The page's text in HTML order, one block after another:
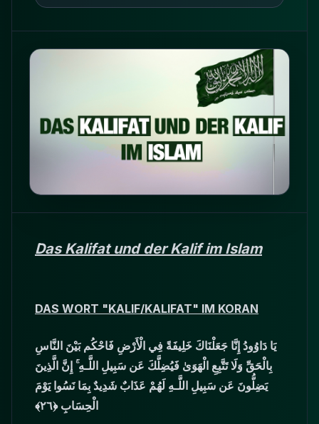
Das Kalifat und der Kalif im Islam
DAS WORT "KALIF/KALIFAT" IM KORAN
يَا دَاوُودُ إِنَّا جَعَلْنَاكَ خَلِيفَةً فِي الْأَرْضِ فَاحْكُم بَيْنَ النَّاسِ
بِالْحَقِّ وَلَا تَتَّبِعِ الْهَوَىٰ فَيُضِلَّكَ عَن سَبِيلِ اللَّـهِ ۚ إِنَّ الَّذِينَ
يَضِلُّونَ عَن سَبِيلِ اللَّـهِ لَهُمْ عَذَابٌ شَدِيدٌ بِمَا نَسُوا يَوْمَ
الْحِسَابِ ﴿٢٦﴾